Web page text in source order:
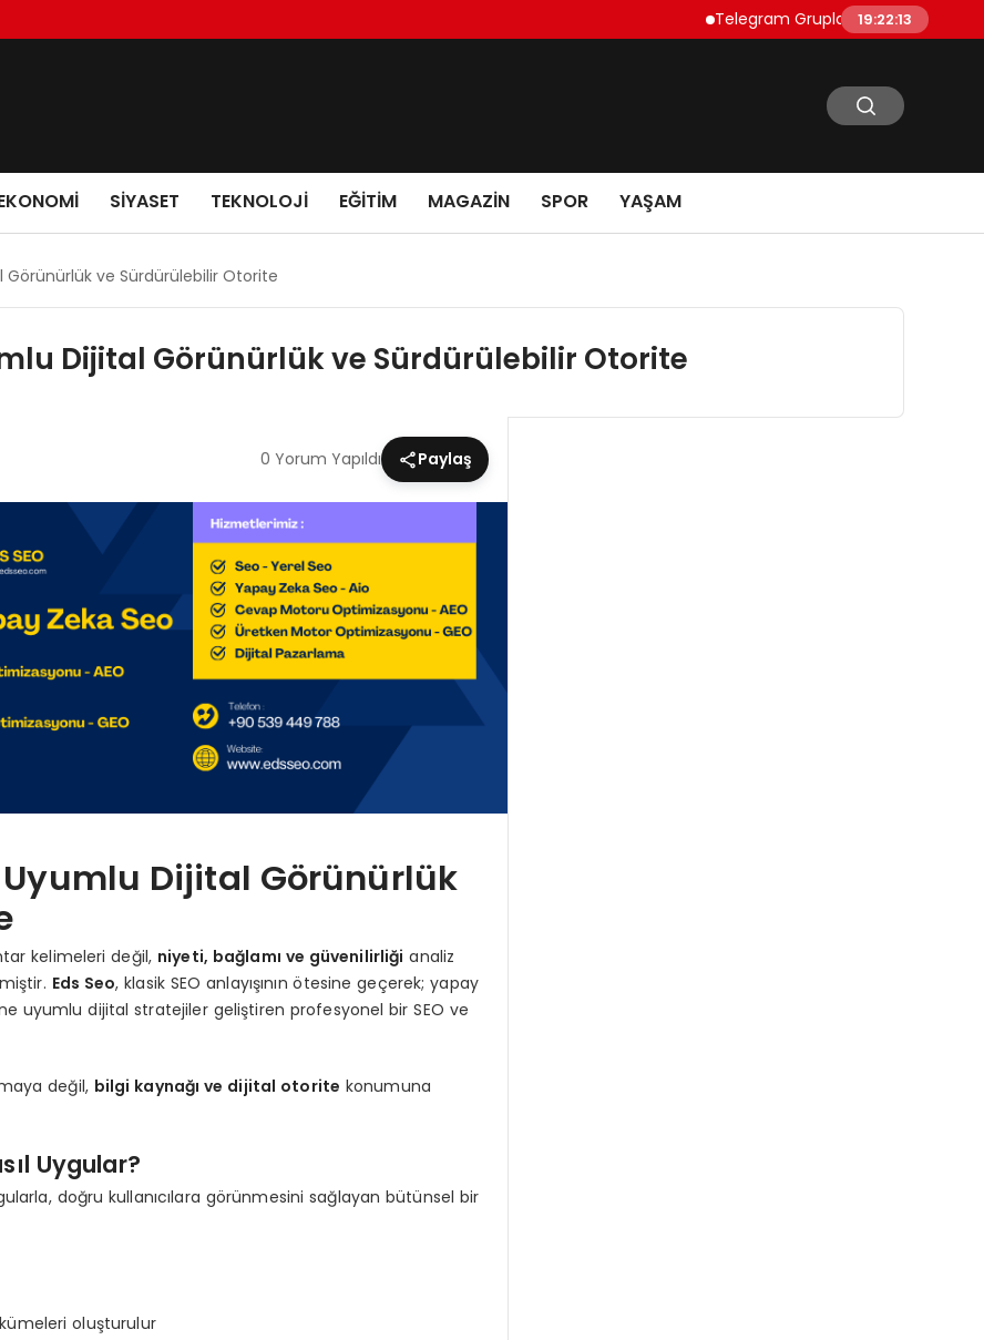
Telegram Grupları Nasıl Bulunur?:
19:22:14
SIYASET TEKNOLOJI EĞITIM MAGAZIN SPOR YAŞAM
Görünürlük ve Sürdürülebilir Otorite
Dijital Görünürlük ve Sürdürülebilir Otorite
0 Yorum Yapıldı Paylaş
Uyumlu Dijital Görünürlük
kelimeleri değil, niyeti, bağlamı ve güvenilirliği analiz
Eds Seo, klasik SEO anlayışının ötesine geçerek; yapay
uyumlu dijital stratejiler geliştiren profesyonel bir SEO ve
değil, bilgi kaynağı ve dijital otorite konumuna
Uygular?
doğru kullanıcılara görünmesini sağlayan bütünsel bir
oluşturulur